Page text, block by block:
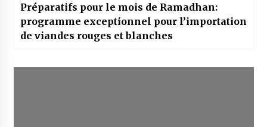
Préparatifs pour le mois de Ramadhan:
programme exceptionnel pour l’importation
de viandes rouges et blanches